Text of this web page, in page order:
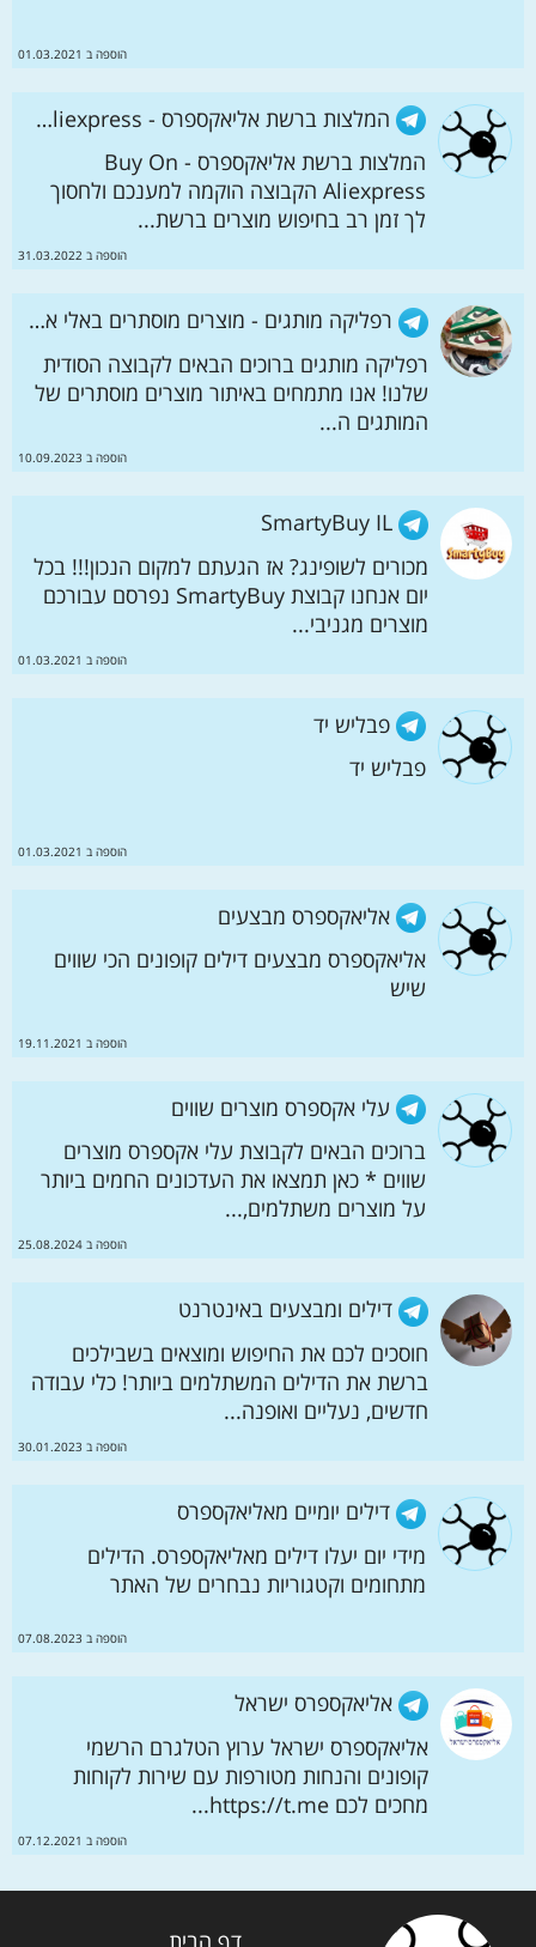
הוספה ב 01.03.2021
המלצות ברשת אליאקספרס - Buy On Aliexpress
המלצות ברשת אליאקספרס - Buy On
Aliexpress הקבוצה הוקמה למענכם ולחסוך
לך זמן רב בחיפוש מוצרים ברשת...
הוספה ב 31.03.2022
רפליקה מותגים - מוצרים מוסתרים באלי אקספרס
רפליקה מותגים ברוכים הבאים לקבוצה הסודית
שלנו! אנו מתמחים באיתור מוצרים מוסתרים של
המותגים ה...
הוספה ב 10.09.2023
SmartyBuy IL
מכורים לשופינג? אז הגעתם למקום הנכון!!! בכל
יום אנחנו קבוצת SmartyBuy נפרסם עבורכם
מוצרים מגניבי...
הוספה ב 01.03.2021
פבליש יד ️
פבליש יד ️
הוספה ב 01.03.2021
אליאקספרס מבצעים
אליאקספרס מבצעים דילים קופונים הכי שווים
שיש
הוספה ב 19.11.2021
עלי אקספרס מוצרים שווים
ברוכים הבאים לקבוצת עלי אקספרס מוצרים
שווים * כאן תמצאו את העדכונים החמים ביותר
על מוצרים משתלמים,...
הוספה ב 25.08.2024
דילים ומבצעים באינטרנט
חוסכים לכם את החיפוש ומוצאים בשבילכים
ברשת את הדילים המשתלמים ביותר! כלי עבודה
חדשים, נעליים ואופנה...
הוספה ב 30.01.2023
דילים יומיים מאליאקספרס
מידי יום יעלו דילים מאליאקספרס. הדילים
מתחומים וקטגוריות נבחרים של האתר
הוספה ב 07.08.2023
אליאקספרס ישראל
אליאקספרס ישראל ערוץ הטלגרם הרשמי
קופונים והנחות מטורפות עם שירות לקוחות
מחכים לכם https://t.me...
הוספה ב 07.12.2021
דף הבית